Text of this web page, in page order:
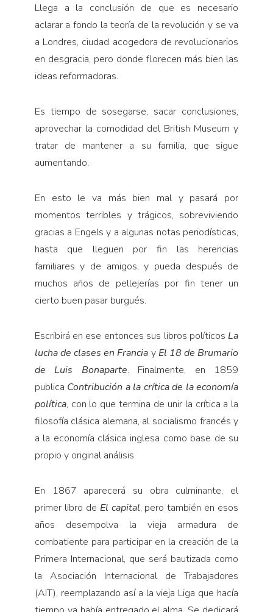
Llega a la conclusión de que es necesario
aclarar a fondo la teoría de la revolución y se va
a Londres, ciudad acogedora de revolucionarios
en desgracia, pero donde florecen más bien las
ideas reformadoras.
Es tiempo de sosegarse, sacar conclusiones,
aprovechar la comodidad del British Museum y
tratar de mantener a su familia, que sigue
aumentando.
En esto le va más bien mal y pasará por
momentos terribles y trágicos, sobreviviendo
gracias a Engels y a algunas notas periodísticas,
hasta que lleguen por fin las herencias
familiares y de amigos, y pueda después de
muchos años de pellejerías por fin tener un
cierto buen pasar burgués.
Escribirá en ese entonces sus libros políticos La
lucha de clases en Francia y El 18 de Brumario
de Luis Bonaparte. Finalmente, en 1859
publica Contribución a la crítica de la economía
política, con lo que termina de unir la crítica a la
filosofía clásica alemana, al socialismo francés y
a la economía clásica inglesa como base de su
propio y original análisis.
En 1867 aparecerá su obra culminante, el
primer libro de El capital, pero también en esos
años desempolva la vieja armadura de
combatiente para participar en la creación de la
Primera Internacional, que será bautizada como
la Asociación Internacional de Trabajadores
(AIT), reemplazando así a la vieja Liga que hacía